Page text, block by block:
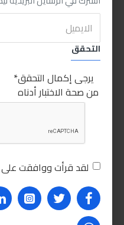
التحقق
يرجى إكمال التحقق
من صحة الاختبار أدناه
لقد قرأت ووافقت على
Sabry Stores
Sabry stores
باور لوك محول فيشة ثلاثي
25.00LE
للاسف غير متوفر حاليا